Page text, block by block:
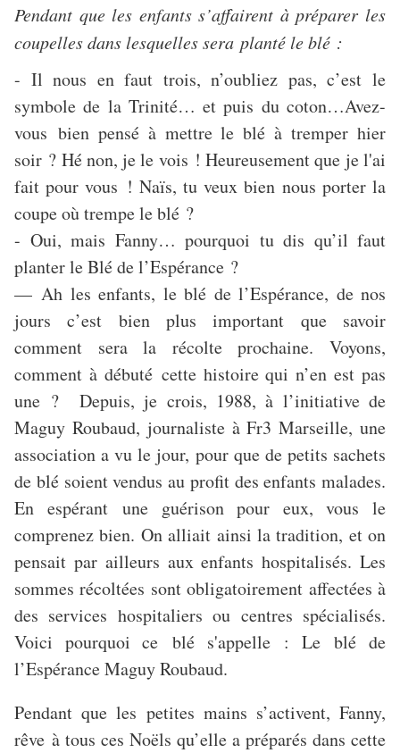
Pendant que les enfants s’affairent à préparer les
coupelles dans lesquelles sera planté le blé :
- Il nous en faut trois, n’oubliez pas, c’est le
symbole de la Trinité… et puis du coton…Avez-
vous bien pensé à mettre le blé à tremper hier
soir ? Hé non, je le vois ! Heureusement que je l'ai
fait pour vous ! Naïs, tu veux bien nous porter la
coupe où trempe le blé ?
- Oui, mais Fanny… pourquoi tu dis qu’il faut
planter le Blé de l’Espérance ?
— Ah les enfants, le blé de l’Espérance, de nos
jours c’est bien plus important que savoir
comment sera la récolte prochaine. Voyons,
comment à débuté cette histoire qui n’en est pas
une ? Depuis, je crois, 1988, à l’initiative de
Maguy Roubaud, journaliste à Fr3 Marseille, une
association a vu le jour, pour que de petits sachets
de blé soient vendus au profit des enfants malades.
En espérant une guérison pour eux, vous le
comprenez bien. On alliait ainsi la tradition, et on
pensait par ailleurs aux enfants hospitalisés. Les
sommes récoltées sont obligatoirement affectées à
des services hospitaliers ou centres spécialisés.
Voici pourquoi ce blé s'appelle : Le blé de
l’Espérance Maguy Roubaud.
Pendant que les petites mains s’activent, Fanny,
rêve à tous ces Noëls qu’elle a préparés dans cette